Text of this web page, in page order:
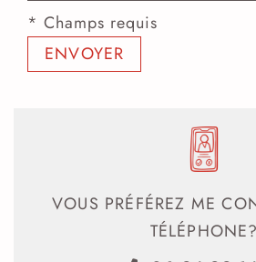
* Champs requis
VOUS PRÉFÉREZ ME
TÉLÉPHONE?